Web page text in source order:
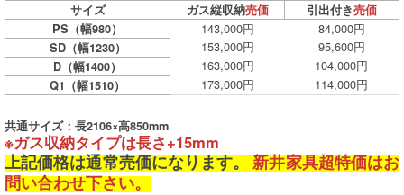
サイズ ガス縦収納売価 引出付き売価
PS（幅980）
143,000円 84,000円
SD（幅1230） 153,000円 95,600円
D（幅1400） 163,000円 104,000円
Q1（幅1510） 173,000円 114,000円
共通サイズ：長2106×高850mm
※ガス収納タイプは長さ+15mm
上記価格は通常売価になります。新井家具超特価はお
問い合わせ下さい。